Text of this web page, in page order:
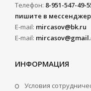
Телефон: 8-951-547-
пишите в
E-mail: mircasov@bk.ru
E-mail:
ИНФОРМАЦИЯ
Условия